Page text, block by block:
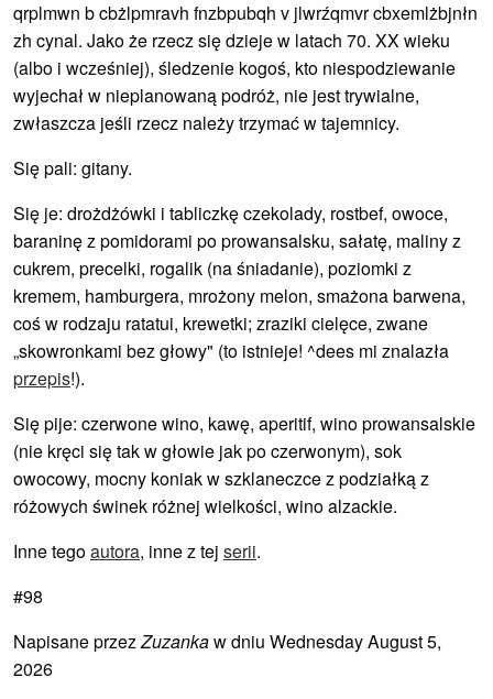
qrplmwn b cbżlpmravh fnzbpubqh v jlwrźqmvr cbxemlżbjnłn
zh cynal. Jako że rzecz się dzieje w latach 70. XX wieku
(albo i wcześniej), śledzenie kogoś, kto niespodziewanie
wyjechał w nieplanowaną podróż, nie jest trywialne,
zwłaszcza jeśli rzecz należy trzymać w tajemnicy.
Się pali: gitany.
Się je: drożdżówki i tabliczkę czekolady, rostbef, owoce,
baraninę z pomidorami po prowansalsku, sałatę, maliny z
cukrem, precelki, rogalik (na śniadanie), poziomki z
kremem, hamburgera, mrożony melon, smażona barwena,
coś w rodzaju ratatui, krewetki; zraziki cielęce, zwane
„skowronkami bez głowy" (to istnieje! ^dees mi znalazła
przepis!).
Się pije: czerwone wino, kawę, aperitif, wino prowansalskie
(nie kręci się tak w głowie jak po czerwonym), sok
owocowy, mocny koniak w szklaneczce z podziałką z
różowych świnek różnej wielkości, wino alzackie.
Inne tegoautora, inne z tej serii.
#98
Napisane przezZuzankaw dniu Wednesday August 5,
2026